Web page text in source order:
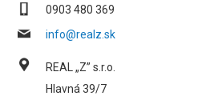
0903 480 369
info@realz.sk
REAL „Z” s.r.o.
Hlavná 39/7